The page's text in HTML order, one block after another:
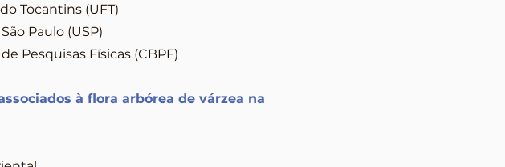
Tocantins (UFT)
Paulo (USP)
Pesquisas Físicas (CBPF)
à flora arbórea de várzea na